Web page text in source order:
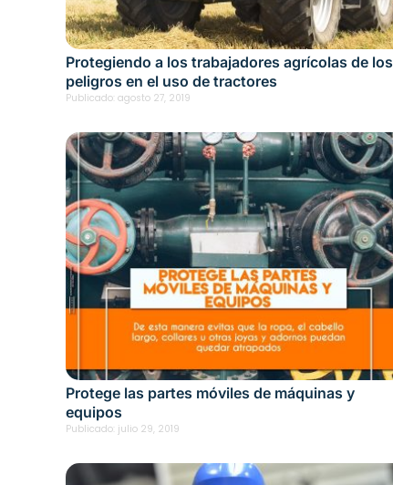
Protegiendo a los trabajadores agrícolas de los
peligros en el uso de tractores
Publicado: agosto 27, 2019
Protege las partes móviles de máquinas y
equipos
Publicado: julio 29, 2019